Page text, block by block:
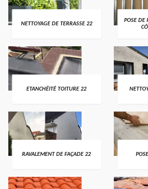
NETTOYAGE DE TERRASSE 22
POSE DE
ETANCHÉITÉ TOITURE 22
RAVALEMENT DE FAÇADE 22